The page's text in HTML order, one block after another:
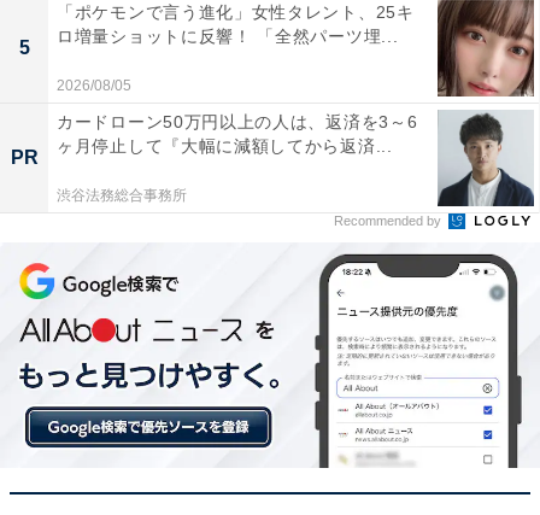
5
「ポケモンで言う進化」女性タレント、25キ
ロ増量ショットに反響！ 「全然パーツ埋...
2026/08/05
PR
カードローン50万円以上の人は、返済を3～6
ヶ月停止して『大幅に減額してから返済...
渋谷法務総合事務所
Recommended by